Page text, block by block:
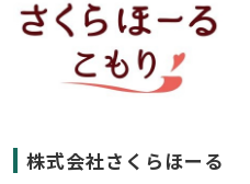
株式会社さくらほーる